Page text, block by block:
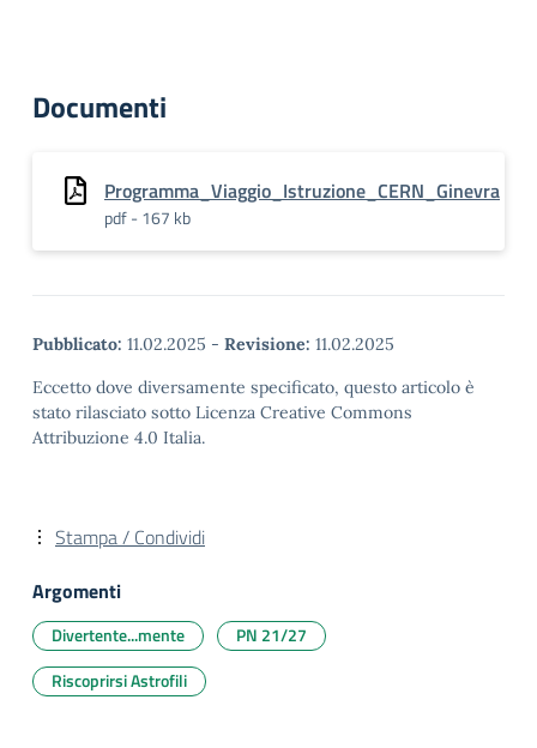
Documenti
Programma_Viaggio_Istruzione_CERN_Ginevra
pdf - 167 kb
Pubblicato: 11.02.2025 - Revisione: 11.02.2025
Eccetto dove diversamente specificato, questo articolo è
stato rilasciato sotto Licenza Creative Commons
Attribuzione 4.0 Italia.
Stampa / Condividi
Argomenti
Divertente...mente
PN 21/27
Riscoprirsi Astrofili